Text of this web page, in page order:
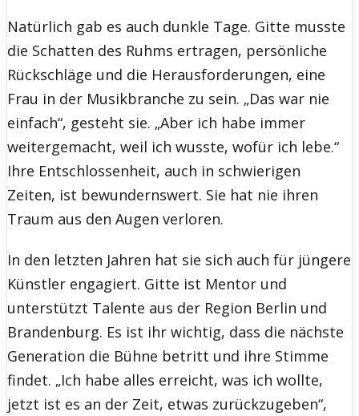
Natürlich gab es auch dunkle Tage. Gitte musste
die Schatten des Ruhms ertragen, persönliche
Rückschläge und die Herausforderungen, eine
Frau in der Musikbranche zu sein. „Das war nie
einfach“, gesteht sie. „Aber ich habe immer
weitergemacht, weil ich wusste, wofür ich lebe.“
Ihre Entschlossenheit, auch in schwierigen
Zeiten, ist bewundernswert. Sie hat nie ihren
Traum aus den Augen verloren.
In den letzten Jahren hat sie sich auch für jüngere
Künstler engagiert. Gitte ist Mentor und
unterstützt Talente aus der Region Berlin und
Brandenburg. Es ist ihr wichtig, dass die nächste
Generation die Bühne betritt und ihre Stimme
findet. „Ich habe alles erreicht, was ich wollte,
jetzt ist es an der Zeit, etwas zurückzugeben“,